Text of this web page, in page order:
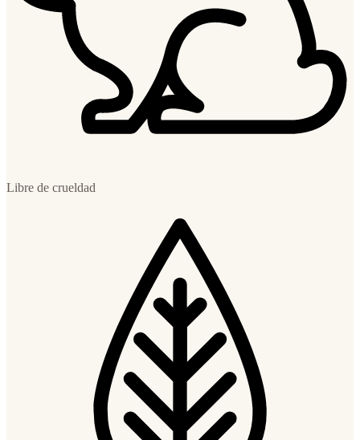
Libre de crueldad